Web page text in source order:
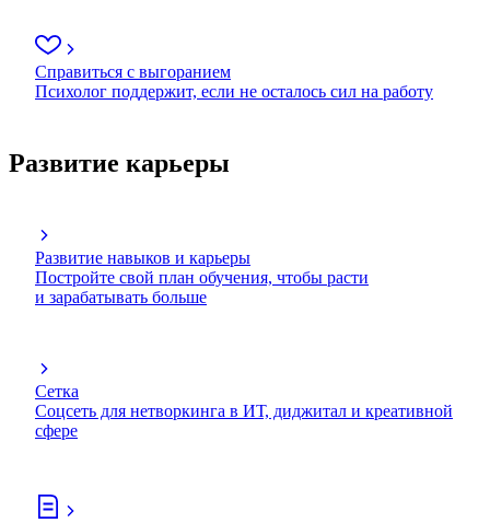
Справиться с выгоранием
Психолог поддержит, если не осталось сил на работу
Развитие карьеры
Развитие навыков и карьеры
Постройте свой план обучения, чтобы расти
и зарабатывать больше
Сетка
Соцсеть для нетворкинга в ИТ, диджитал и креативной
сфере